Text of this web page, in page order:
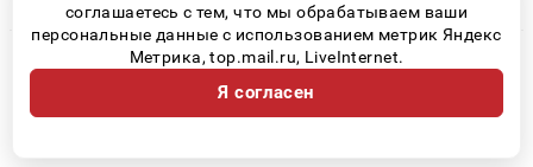
© 2026 «Ufa-Town» | Все права защищены
Возрастная категория сайта 16+
Политика конфиденциальности
соглашаетесь с тем, что мы обрабатываем ваши
персональные данные с использованием метрик Яндекс
Метрика, top.mail.ru, LiveInternet.
Я согласен